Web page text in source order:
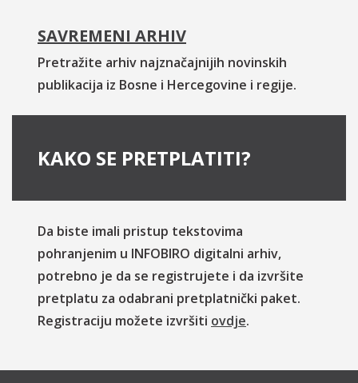
SAVREMENI ARHIV
Pretražite arhiv najznačajnijih novinskih
publikacija iz Bosne i Hercegovine i regije.
KAKO SE PRETPLATITI?
Da biste imali pristup tekstovima
pohranjenim u INFOBIRO digitalni arhiv,
potrebno je da se registrujete i da izvršite
pretplatu za odabrani pretplatnički paket.
Registraciju možete izvršiti ovdje.